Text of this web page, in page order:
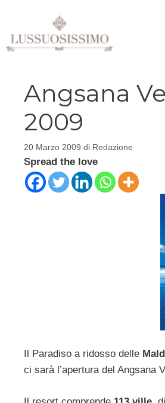
contenuto
Angsana
2009
20 Marzo 2009 di Redazione
Spread the love
Il Paradiso a ridosso delle
ci sarà l’apertura del Angsana